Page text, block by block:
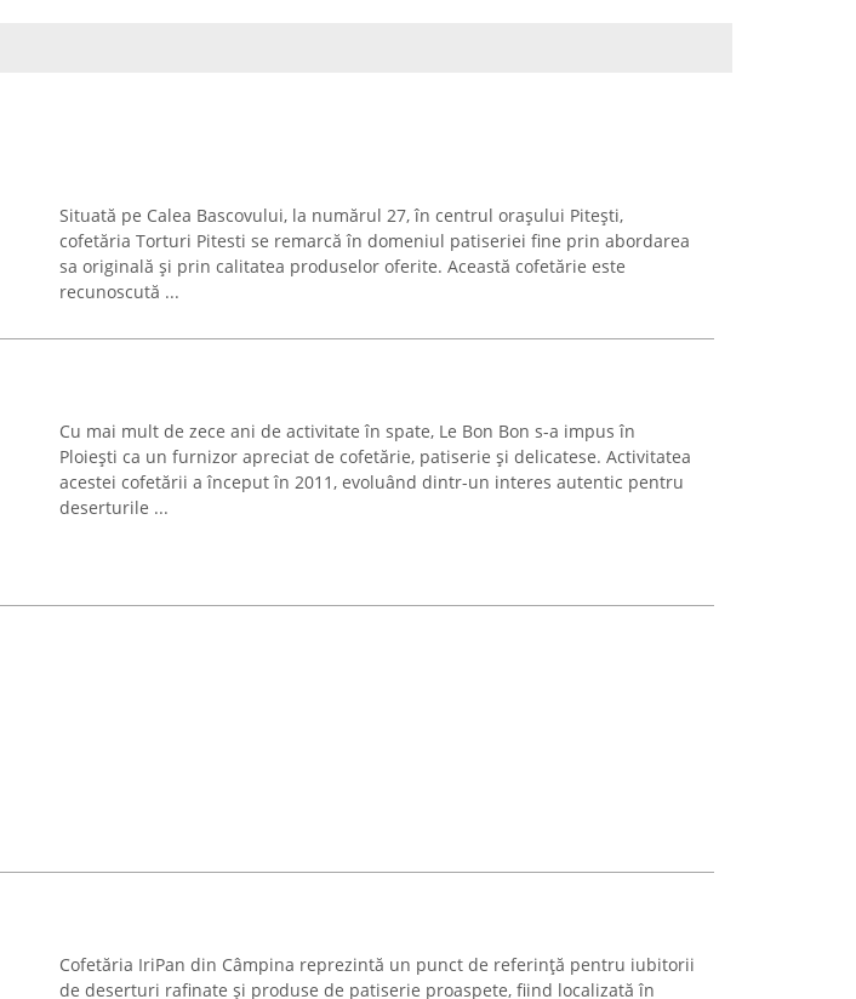
Situată pe Calea Bascovului, la numărul 27, în centrul orașului Pitești,
cofetăria Torturi Pitesti se remarcă în domeniul patiseriei fine prin abordarea
sa originală și prin calitatea produselor oferite. Această cofetărie este
recunoscută ...
Cu mai mult de zece ani de activitate în spate, Le Bon Bon s-a impus în
Ploiești ca un furnizor apreciat de cofetărie, patiserie și delicatese. Activitatea
acestei cofetării a început în 2011, evoluând dintr-un interes autentic pentru
deserturile ...
Cofetăria IriPan din Câmpina reprezintă un punct de referință pentru iubitorii
de deserturi rafinate și produse de patiserie proaspete, fiind localizată în